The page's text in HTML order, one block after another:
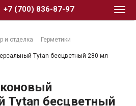
и отделка
Герметики
Tytan бесцветный 280 мл
Tytan бесцветный
+7 (700) 836-87-97